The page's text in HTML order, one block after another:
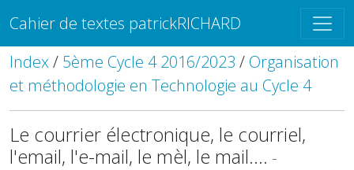
Cahier de textes patrickRICHARD
Index/ 5ème Cycle 4 2016/2023 / Organisation
et méthodologie en Technologie au Cycle 4
Le courrier électronique, le courriel,
l'email, l'e-mail, le mèl, le mail.... -